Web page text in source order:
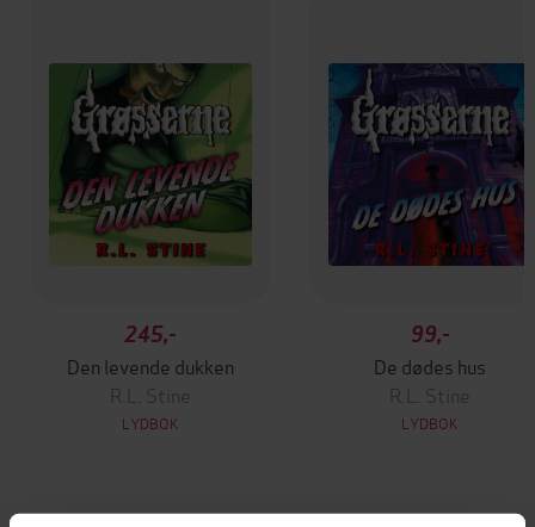
245,-
Den levende dukken
R.L. Stine
LYDBOK
99,-
De dødes hus
R.L. Stine
LYDBOK